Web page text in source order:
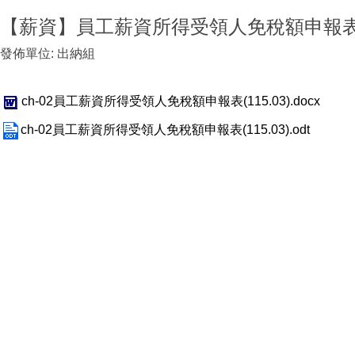
【薪資】員工薪資所得受領人免稅額申報
發佈單位: 出納組
ch-02員工薪資所得受領人免稅額申報表(115.03).docx
ch-02員工薪資所得受領人免稅額申報表(115.03).odt